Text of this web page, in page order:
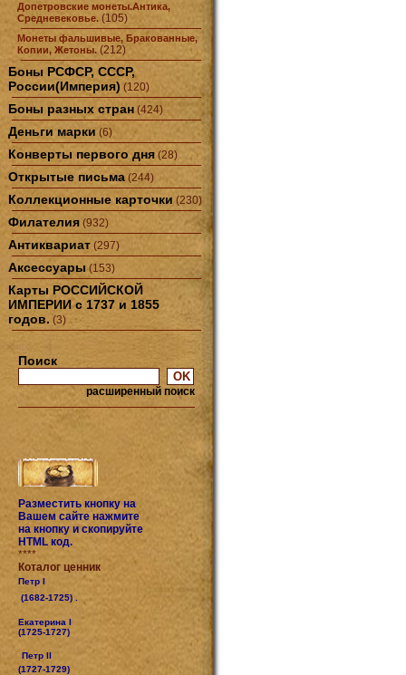
Допетровские монеты.Антика,
Средневековье. (105)
Монеты фальшивые, Бракованные,
Копии, Жетоны. (212)
Боны РСФСР, СССР,
России(Империя) (120)
Боны разных стран (424)
Деньги марки (6)
Конверты первого дня (28)
Открытые письма (244)
Коллекционные карточки (230)
Филателия (932)
Антиквариат (297)
Аксессуары (153)
Карты РОССИЙСКОЙ
ИМПЕРИИ с 1737 и 1855
годов. (3)
Поиск
расширенный поиск
Разместить кнопку на
Вашем сайте нажмите
на кнопку и скопируйте
HTML код.
****
Коталог ценник
Петр I
(1682-1725) .
Екатерина I
(1725-1727)
Петр II
(1727-1729)